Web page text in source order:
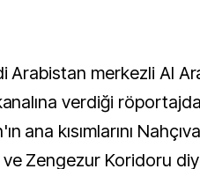
Arabistan merkezli Al
verdiği
ana kısımlarını
Zengezur Koridoru